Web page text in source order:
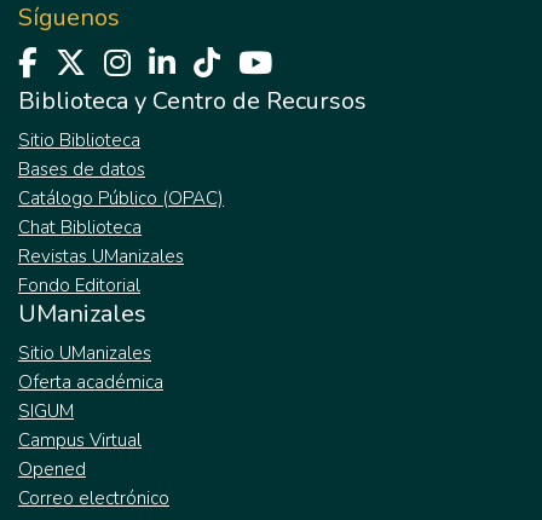
Síguenos
Biblioteca y Centro de Recursos
Sitio Biblioteca
Bases de datos
Catálogo Público (OPAC)
Chat Biblioteca
Revistas UManizales
Fondo Editorial
UManizales
Sitio UManizales
Oferta académica
SIGUM
Campus Virtual
Opened
Correo electrónico